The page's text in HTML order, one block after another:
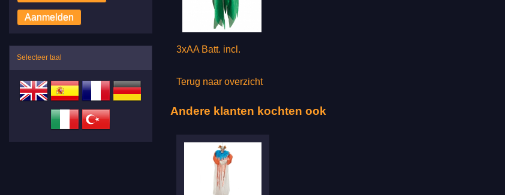
Selecteer taal
3xAA Batt. incl.
Terug naar overzicht
Andere klanten kochten ook